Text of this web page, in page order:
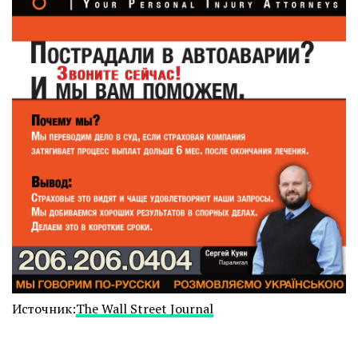
Источник:The Wall Street Journal